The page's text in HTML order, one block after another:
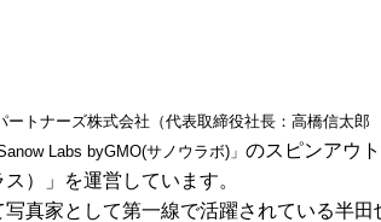
トナーズ株式会社（代表取締役社長：高橋信太郎
Labs byGMO(サノウラボ)」 のスピンアウ
）」を運営しています。
真家として第一線で活躍されている半田